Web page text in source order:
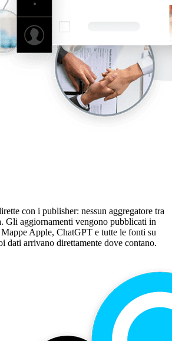
con i publisher: nessun aggregatore tra
Gli aggiornamenti vengono pubblicati in
Apple, ChatGPT e tutte le fonti su
dati arrivano direttamente dove contano.